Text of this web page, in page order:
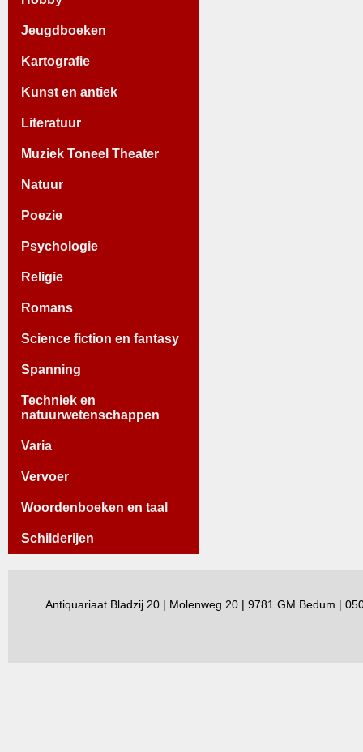
Jeugdboeken
Kartografie
Kunst en antiek
Literatuur
Muziek Toneel Theater
Natuur
Poezie
Psychologie
Religie
Romans
Science fiction en fantasy
Spanning
Techniek en
natuurwetenschappen
Varia
Vervoer
Woordenboeken en taal
Schilderijen
Antiquariaat Bladzij 20 | Molenweg 20 | 9781 GM Bedum |